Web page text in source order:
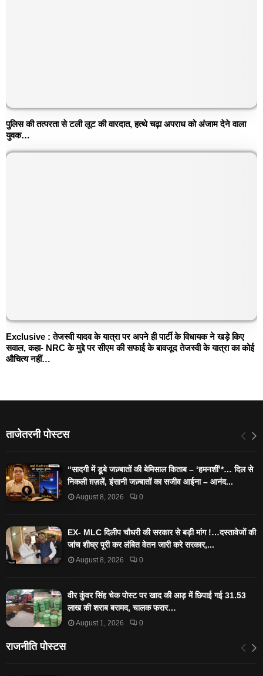
पुलिस की तत्परता से टली लूट की वारदात, हत्थे चढ़ा अपराध को अंजाम देने वाला
युवक…
Exclusive : तेजस्वी यादव के यात्रा पर अपने ही पार्टी के विधायक ने खड़े किए
सवाल, कहा- NRC के मुद्दे पर सीएम की सफाई के बावजूद तेजस्वी के यात्रा का कोई
औचित्य नहीं…
ताजेतरनी पोस्टस
“सादगी में डूबे जज़्बातों की बेमिसाल किताब – ‘हमनशीं’*… दिल से
निकली ग़ज़लें, इंसानी जज़्बातों का सजीव आईना – आनंद...
August 8, 2026 0
EX- MLC दिलीप चौधरी की सरकार से बड़ी मांग !…दस्तावेजों की
जांच शीघ्र पूरी कर लंबित वेतन जारी करे सरकार,...
August 8, 2026 0
वीर कुंवर सिंह चेक पोस्ट पर खाद की आड़ में छिपाई गई 31.53
लाख की शराब बरामद, चालक फरार…
August 1, 2026 0
राजनीति पोस्टस